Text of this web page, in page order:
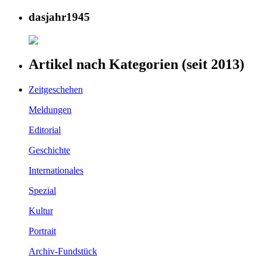
dasjahr1945
Artikel nach Kategorien (seit 2013)
Zeitgeschehen
Meldungen
Editorial
Geschichte
Internationales
Spezial
Kultur
Portrait
Archiv-Fundstück